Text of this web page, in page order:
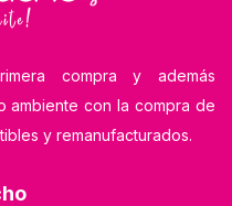
compra y además
ambiente con la compra de
y remanufacturados.